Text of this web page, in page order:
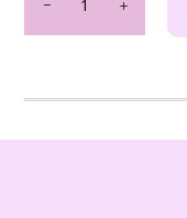
Riiffs
100ml